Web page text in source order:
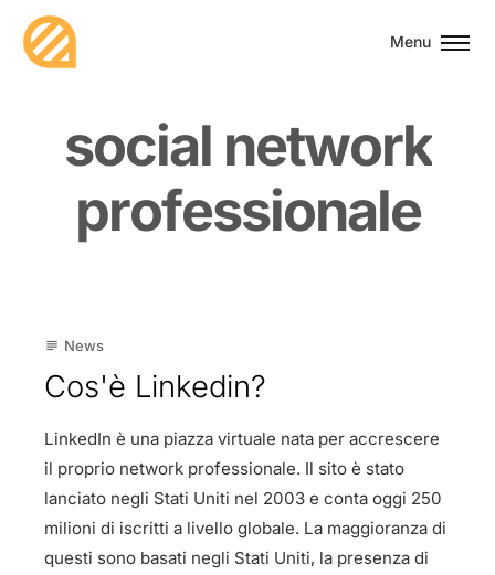
Menu
social network
professionale
24
subject News
Cos'è Linkedin?
LinkedIn è una piazza virtuale nata per accrescere
il proprio network professionale. Il sito è stato
lanciato negli Stati Uniti nel 2003 e conta oggi 250
milioni di iscritti a livello globale. La maggioranza di
questi sono basati negli Stati Uniti, la presenza di